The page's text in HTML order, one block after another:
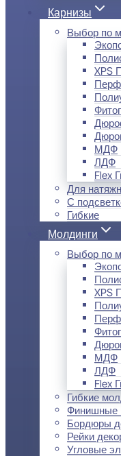
Карнизы
Выбор по
XPS
МДФ
ЛДФ
Flex
Для
С
Гибкие
Молдинги
Выбор по
XPS
МДФ
ЛДФ
Flex
Гибкие
Финишные
Бордюры
Рейки
Угловые